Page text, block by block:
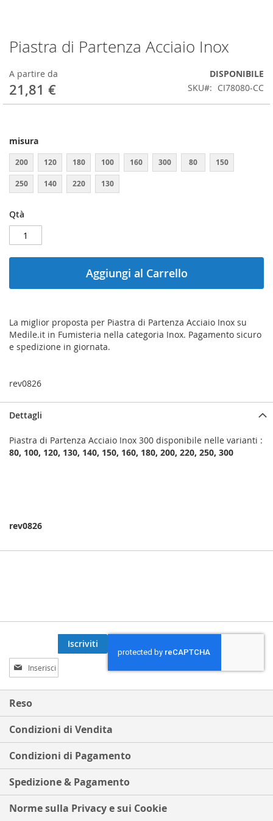
Piastra di Partenza Acciaio Inox
A partire da
21,81 €
DISPONIBILE
SKU
CI78080-CC
misura
200 120 180 100 160 300 80 150
250 140 220 130
Qtà
Aggiungi al Carrello
La miglior proposta per Piastra di Partenza Acciaio Inox su
Medile.it in Fumisteria nella categoria Inox. Pagamento sicuro
e spedizione in giornata.
rev0826
Vai
all'inizio
della
galleria
di
immagini
Dettagli
Piastra di Partenza Acciaio Inox 300 disponibile nelle varianti :
80, 100, 120, 130, 140, 150, 160, 180, 200, 220, 250, 300
rev0826
Iscriviti
alla
nostra
Newsletter:
Iscriviti
Reso
Condizioni di Vendita
Condizioni di Pagamento
Spedizione & Pagamento
Norme sulla Privacy e sui Cookie